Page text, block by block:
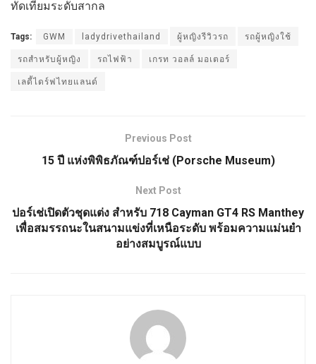
ทัดเทียมระดับสากล
Tags: GWM ladydrivethailand ผู้หญิงรีวิวรถ รถผู้หญิงใช้
รถสำหรับผู้หญิง รถไฟฟ้า เกรท วอลล์ มอเตอร์
เลดี้ไดร์ฟไทยแลนด์
Previous Post
15 ปี แห่งพิพิธภัณฑ์ปอร์เช่ (Porsche Museum)
Next Post
ปอร์เช่เปิดตัวชุดแต่ง สำหรับ 718 Cayman GT4 RS Manthey
เพื่อสมรรถนะในสนามแข่งที่เหนือระดับ พร้อมความแม่นยำ
อย่างสมบูรณ์แบบ